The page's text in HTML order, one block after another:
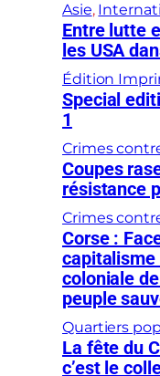
Asie,
Entre lutte
les USA
Édition
Special
1
Crimes
Coupes
résistance
Crimes
Corse :
capitalisme
coloniale
peuple
Quartiers
La fête du
c’est le